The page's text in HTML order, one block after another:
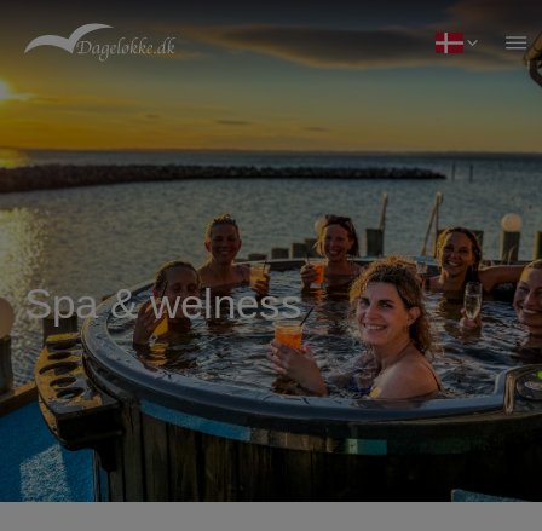
Spa & welness